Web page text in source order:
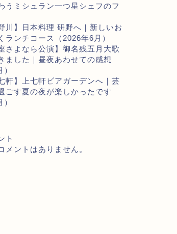
うミシュラン一つ星シェフのフ
川】日本料理 研野へ｜新しいお
ランチコース（2026年6月）
さよなら公演】御名残五月大歌
ました｜昼夜あわせての感想
軒】上七軒ビアガーデンへ｜芸
ごす夏の夜が楽しかったです
ト
メントはありません。